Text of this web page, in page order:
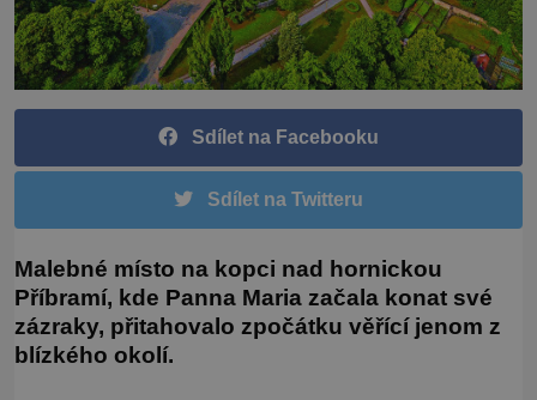
Sdílet na Facebooku
Sdílet na Twitteru
Malebné místo na kopci nad hornickou
Příbramí, kde Panna Maria začala konat své
zázraky, přitahovalo zpočátku věřící jenom z
blízkého okolí.